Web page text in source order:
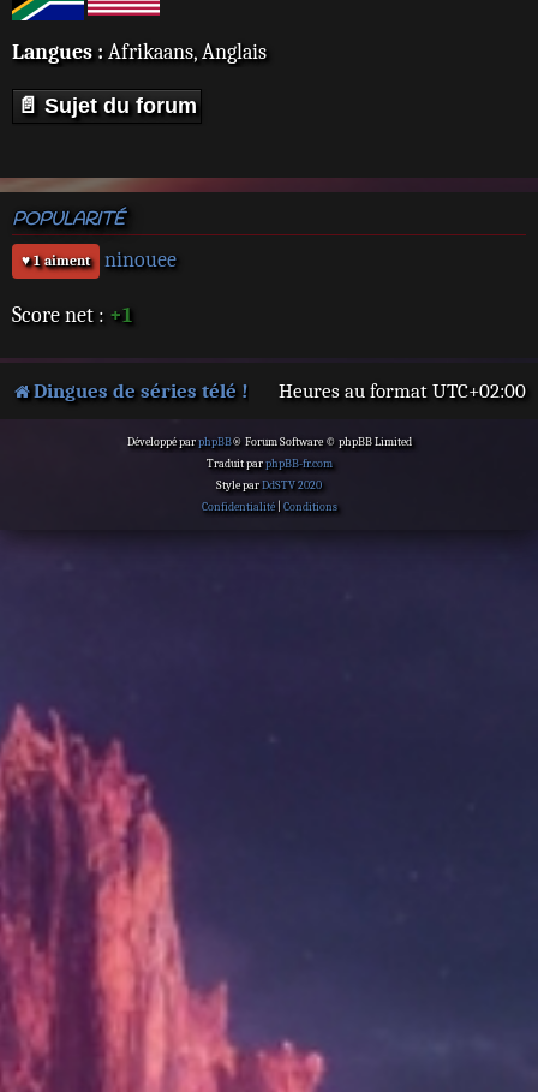
Langues : Afrikaans, Anglais
📄 Sujet du forum
POPULARITÉ
♥ 1 aiment ninouee
Score net : +1
Dingues de séries télé ! Heures au format UTC+02:00
Développé parphpBB® Forum Software © phpBB Limited
Traduit parphpBB-fr.com
Style parDdSTV 2020
Confidentialité| Conditions